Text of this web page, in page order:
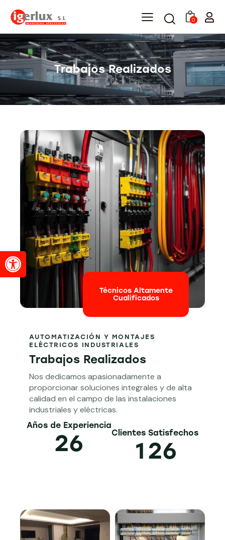
Abrir barra de herramientas
0
Trabajos Realizados
AUTOMATIZACIÓN Y MONTAJES
ELÉCTRICOS INDUSTRIALES
Trabajos Realizados
Nos dedicamos apasionadamente a
proporcionar soluciones integrales y de alta
calidad en el campo de las instalaciones
industriales y eléctricas.
Años de Experiencia
26 Clientes Satisfechos
1 26
Técnicos Altamente
Cualificados